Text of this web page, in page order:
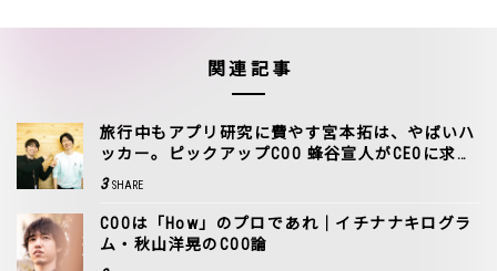
関連記事
旅行中もアプリ研究に費やす宮本拓は、やばいハ
ッカー。ピックアップCOO 蜂谷宣人がCEOに求め
るもの
3 SHARE
COOは「How」のプロであれ｜イチナナキログラ
ム・秋山洋晃のCOO論